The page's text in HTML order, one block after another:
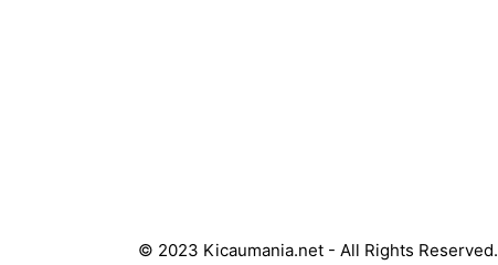
© 2023 Kicaumania.net - All Rights Reserved.